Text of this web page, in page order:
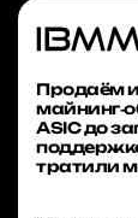
Продаём
ASIC до
тратили